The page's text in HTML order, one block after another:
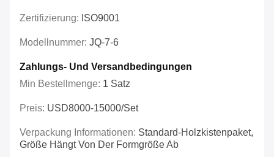
Zertifizierung: ISO9001
Modellnummer: JQ-7-6
Zahlungs- Und Versandbedingungen
Min Bestellmenge: 1 Satz
Preis: USD8000-15000/set
Verpackung Informationen: Standard-Holzkistenpaket,
Größe Hängt Von Der Formgröße Ab